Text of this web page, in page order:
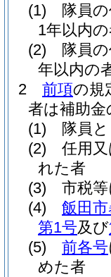
(1)
隊員
1年以内
(2)
隊員
年以内の
2
前項の規
者は補助
(1)
隊員
(2)
任用
れた者
(3)
市税
(4)
飯田
第1号及び
(5)
前各号
めた者